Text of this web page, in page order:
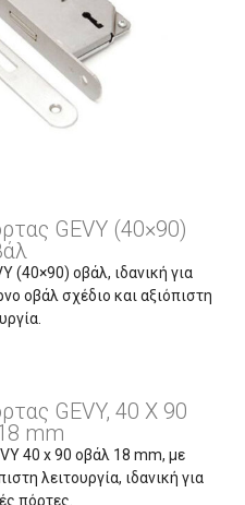
GEVY (40×90)
(40×90) οβάλ, ιδανική για
οβάλ σχέδιο και αξιόπιστη
GEVY, 40 X 90
mm
40 x 90 οβάλ 18 mm, με
λειτουργία, ιδανική για
πόρτες.